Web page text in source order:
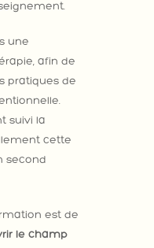
une
afin de
pratiques de
suivi la
cette
second
est de
le champ